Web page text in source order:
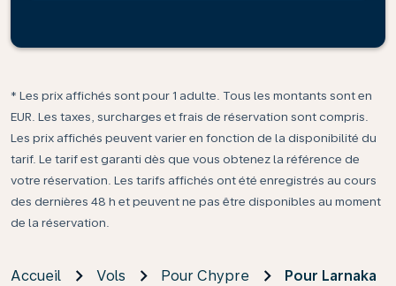
* Les prix affichés sont pour 1 adulte. Tous les montants sont en
EUR. Les taxes, surcharges et frais de réservation sont compris.
Les prix affichés peuvent varier en fonction de la disponibilité du
tarif. Le tarif est garanti dès que vous obtenez la référence de
votre réservation. Les tarifs affichés ont été enregistrés au cours
des dernières 48 h et peuvent ne pas être disponibles au moment
de la réservation.
Accueil Vols Pour Chypre Pour Larnaka